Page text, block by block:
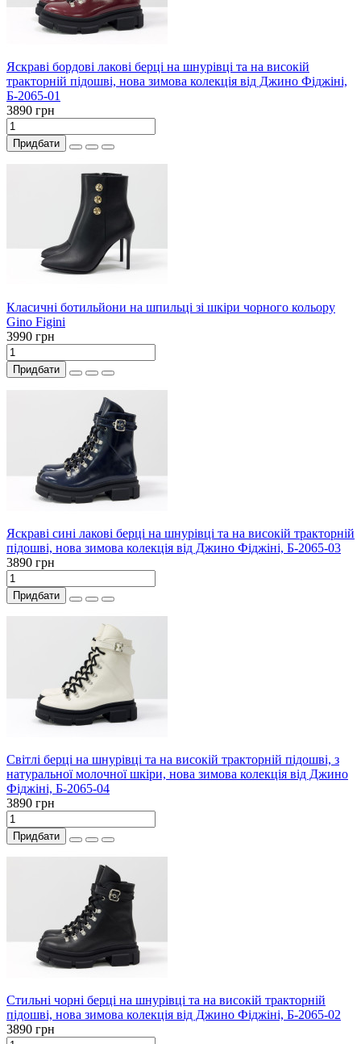
Яскраві бордові лакові берці на шнурівці та на високій
тракторній підошві, нова зимова колекція від Джино Фіджіні,
Б-2065-01
3890 грн
Придбати
Класичні ботильйони на шпильці зі шкіри чорного кольору
Gino Figini
3990 грн
Придбати
Яскраві сині лакові берці на шнурівці та на високій тракторній
підошві, нова зимова колекція від Джино Фіджіні, Б-2065-03
3890 грн
Придбати
Світлі берці на шнурівці та на високій тракторній підошві, з
натуральної молочної шкіри, нова зимова колекція від Джино
Фіджіні, Б-2065-04
3890 грн
Придбати
Стильні чорні берці на шнурівці та на високій тракторній
підошві, нова зимова колекція від Джино Фіджіні, Б-2065-02
3890 грн